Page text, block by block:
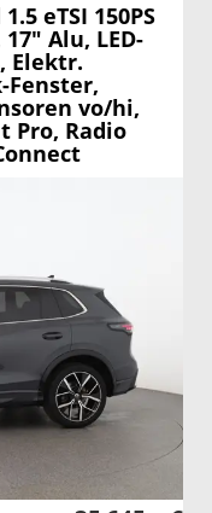
eTSI 150PS
Alu, LED-
Elektr.
Fenster,
vo/hi,
Pro, Radio